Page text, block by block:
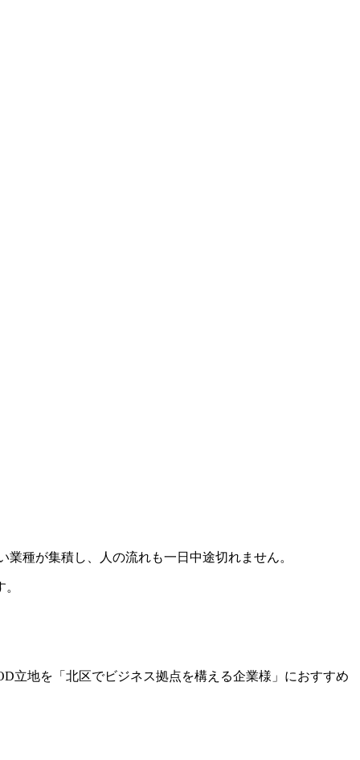
種が集積し、人の流れも一日中途切れません。
立地を「北区でビジネス拠点を構える企業様」におすすめ